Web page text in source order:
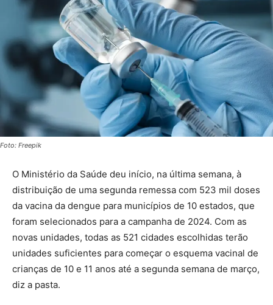
Foto: Freepik
O Ministério da Saúde deu início, na última semana, à
distribuição de uma segunda remessa com 523 mil doses
da vacina da dengue para municípios de 10 estados, que
foram selecionados para a campanha de 2024. Com as
novas unidades, todas as 521 cidades escolhidas terão
unidades suficientes para começar o esquema vacinal de
crianças de 10 e 11 anos até a segunda semana de março,
diz a pasta.